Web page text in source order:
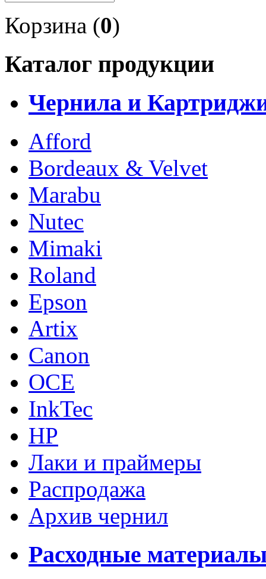
Корзина (0)
Каталог продукции
Чернила и
Afford
Bordeaux & Velvet
Marabu
Nutec
Mimaki
Roland
Epson
Artix
Canon
OCE
InkTec
HP
Лаки и праймеры
Распродажа
Архив чернил
Расходные